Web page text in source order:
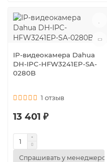
IP-видеокамера Dahua
DH-IPC-HFW3241EP-SA-
0280B
1 отзыв
13 401 ₽
Спрашивать у менеджеров